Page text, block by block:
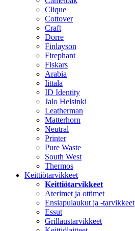
Clique
Cottover
Craft
Dorre
Finlayson
Firephant
Fiskars
Arabia
Iittala
ID Identity
Jalo Helsinki
Leatherman
Matterhorn
Neutral
Printer
Pure Waste
South West
Thermos
Keittiötarvikkeet
Keittiötarvikkeet
Aterimet ja ottimet
Ensiapulaukut ja -tarvikkeet
Essut
Grillaustarvikkeet